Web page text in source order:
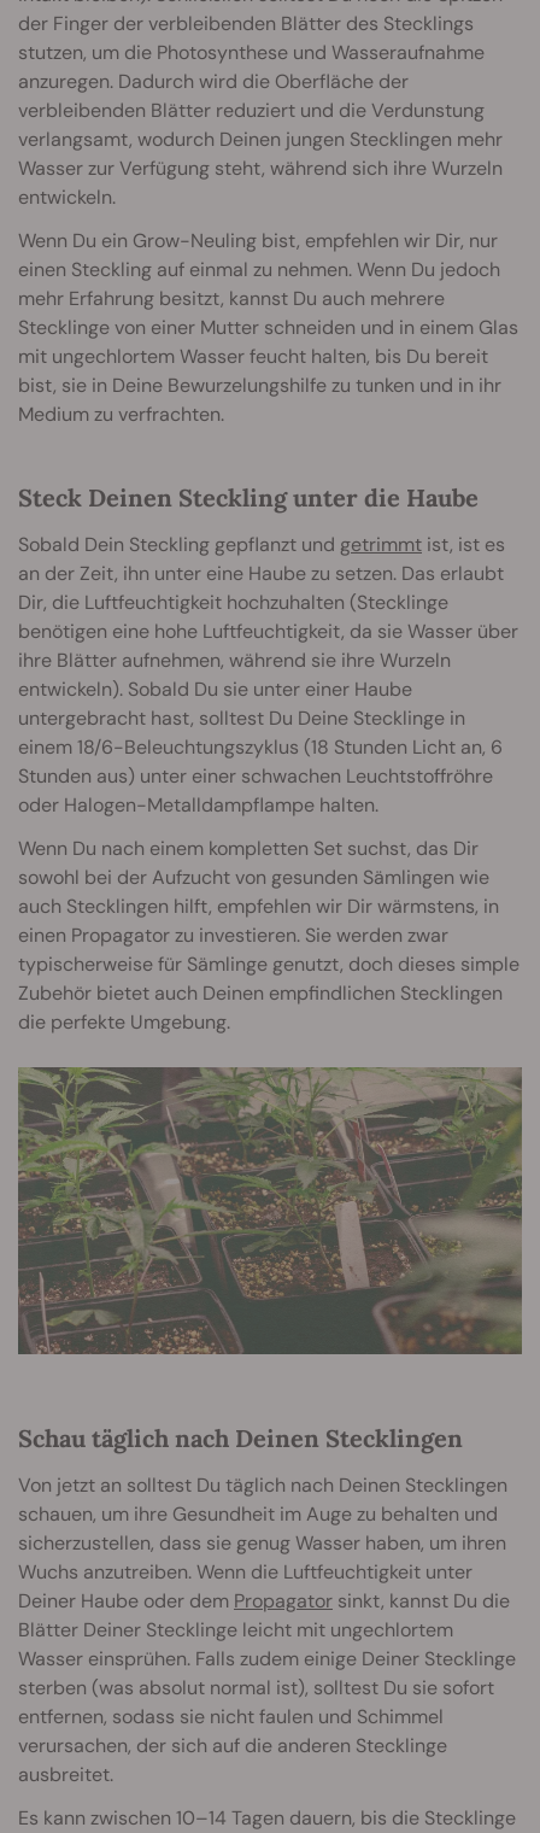
der Finger der verbleibenden Blätter des Stecklings
stutzen, um die Photosynthese und Wasseraufnahme
anzuregen. Dadurch wird die Oberfläche der
verbleibenden Blätter reduziert und die Verdunstung
verlangsamt, wodurch Deinen jungen Stecklingen mehr
Wasser zur Verfügung steht, während sich ihre Wurzeln
entwickeln.
Wenn Du ein Grow-Neuling bist, empfehlen wir Dir, nur
einen Steckling auf einmal zu nehmen. Wenn Du jedoch
mehr Erfahrung besitzt, kannst Du auch mehrere
Stecklinge von einer Mutter schneiden und in einem Glas
mit ungechlortem Wasser feucht halten, bis Du bereit
bist, sie in Deine Bewurzelungshilfe zu tunken und in ihr
Medium zu verfrachten.
Steck Deinen Steckling unter die Haube
Sobald Dein Steckling gepflanzt und getrimmt ist, ist es
an der Zeit, ihn unter eine Haube zu setzen. Das erlaubt
Dir, die Luftfeuchtigkeit hochzuhalten (Stecklinge
benötigen eine hohe Luftfeuchtigkeit, da sie Wasser über
ihre Blätter aufnehmen, während sie ihre Wurzeln
entwickeln). Sobald Du sie unter einer Haube
untergebracht hast, solltest Du Deine Stecklinge in
einem 18/6-Beleuchtungszyklus (18 Stunden Licht an, 6
Stunden aus) unter einer schwachen Leuchtstoffröhre
oder Halogen-Metalldampflampe halten.
Wenn Du nach einem kompletten Set suchst, das Dir
sowohl bei der Aufzucht von gesunden Sämlingen wie
auch Stecklingen hilft, empfehlen wir Dir wärmstens, in
einen Propagator zu investieren. Sie werden zwar
typischerweise für Sämlinge genutzt, doch dieses simple
Zubehör bietet auch Deinen empfindlichen Stecklingen
die perfekte Umgebung.
Schau täglich nach Deinen Stecklingen
Von jetzt an solltest Du täglich nach Deinen Stecklingen
schauen, um ihre Gesundheit im Auge zu behalten und
sicherzustellen, dass sie genug Wasser haben, um ihren
Wuchs anzutreiben. Wenn die Luftfeuchtigkeit unter
Deiner Haube oder dem Propagator sinkt, kannst Du die
Blätter Deiner Stecklinge leicht mit ungechlortem
Wasser einsprühen. Falls zudem einige Deiner Stecklinge
sterben (was absolut normal ist), solltest Du sie sofort
entfernen, sodass sie nicht faulen und Schimmel
verursachen, der sich auf die anderen Stecklinge
ausbreitet.
Es kann zwischen 10–14 Tagen dauern, bis die Stecklinge